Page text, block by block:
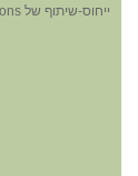
ייחוס-שיתוף של Creative Commons